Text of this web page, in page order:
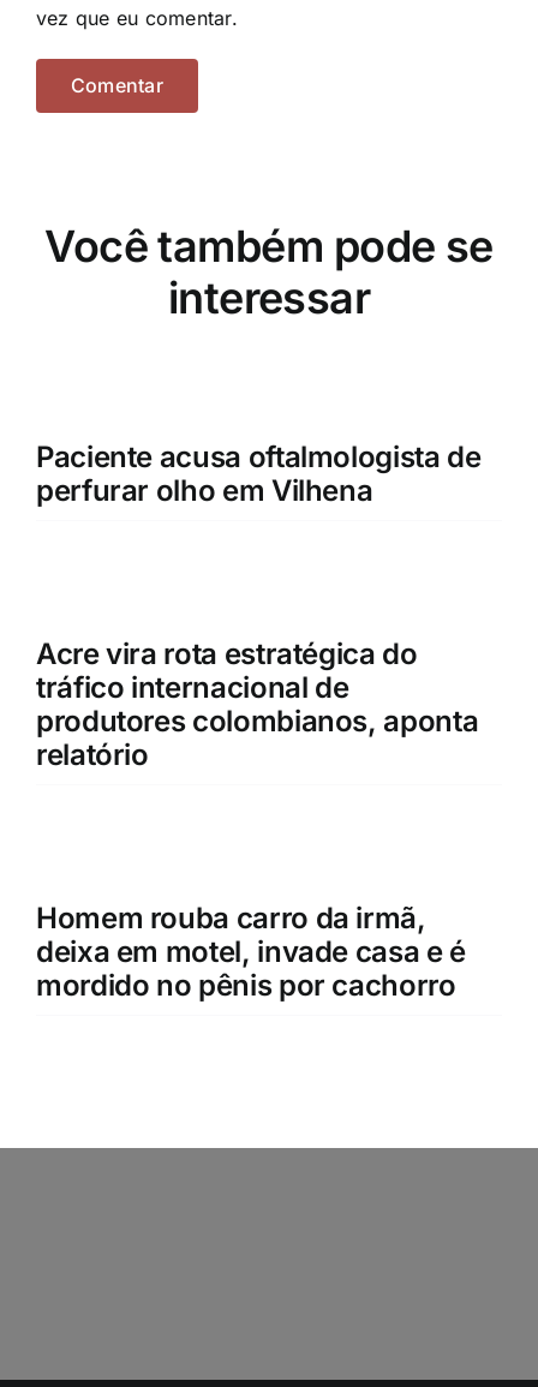
vez que eu comentar.
Você também pode se
interessar
Paciente acusa oftalmologista de
perfurar olho em Vilhena
Acre vira rota estratégica do
tráfico internacional de
produtores colombianos, aponta
relatório
Homem rouba carro da irmã,
deixa em motel, invade casa e é
mordido no pênis por cachorro